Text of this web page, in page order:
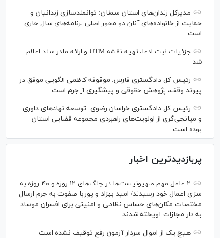
مدیرکل زندان‌های استان سمنان: توانمندسازی زندانیان و
حمایت از خانواده‌های آنان دو محور اصلی برنامه‌های سال جاری
است
جزئیات ثبت ادعا، تهیه نقشه UTM و ارائه مادر سند اعلام
شد
رئیس کل دادگستری فارس: موقوفه کاظمی الگویی موفق در
پیوند وقف، پژوهش حقوقی و پیشگیری از جرم است
رئیس کل دادگستری خراسان رضوی: توسعه نهاد‌های داوری
و میانجی‌گری از اولویت‌های راهبردی مجموعه قضایی استان
بوده است
پربازدیدترین اخبار
۲ عامل مهم صهیونیست‌ها در جنگ‌های ۱۲ روزه و ۴۰ روزه به
سزای اعمال خود رسیدند/ امید بهزاد و پوریا صفوت به جرم ارسال
مختصات مکان‌های حساس نظامی و امنیتی برای افسران موساد
به دار مجازات آویخته شدند
هیچ یک از اموال سردار آزمون رفع توقیف نشده است